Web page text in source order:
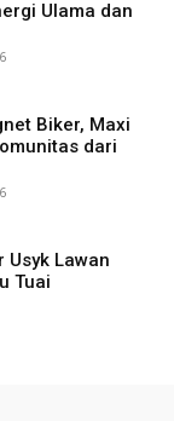
Ulama dan
Biker, Maxi
dari
Usyk Lawan
Tuai